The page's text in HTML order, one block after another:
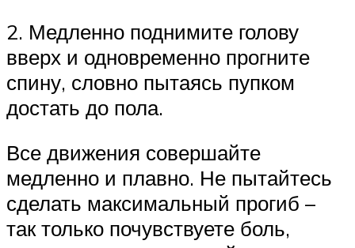
2. Медленно поднимите голову
вверх и одновременно прогните
спину, словно пытаясь пупком
достать до пола.
Все движения совершайте
медленно и плавно. Не пытайтесь
сделать максимальный прогиб –
так только почувствуете боль,